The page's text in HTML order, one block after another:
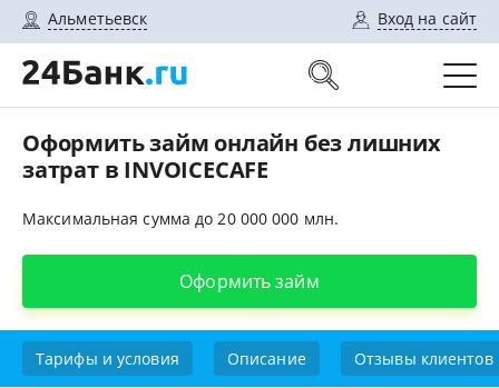
Альметьевск Вход на сайт
Оформить займ онлайн без лишних
затрат в INVOICECAFE
Максимальная сумма до 20 000 000 млн.
Оформить займ
Тарифы и условия Описание Отзывы клиентов